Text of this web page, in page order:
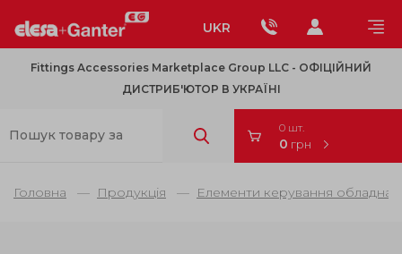
UKR
Fittings Accessories Marketplace Group LLC - OФІЦІЙНИЙ
ДИСТРИБ'ЮТОР В УКРАЇНІ
0 шт.
0 грн
Головна Продукція Елементи керування